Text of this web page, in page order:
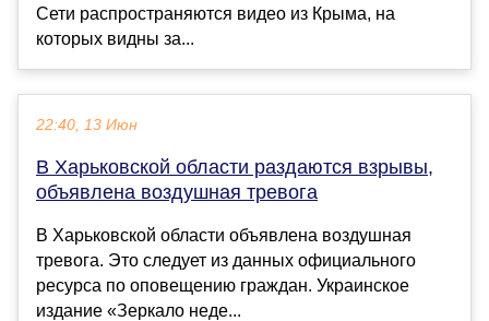
Сети распространяются видео из Крыма, на
которых видны за...
22:40, 13 Июн
В Харьковской области раздаются взрывы,
объявлена воздушная тревога
В Харьковской области объявлена воздушная
тревога. Это следует из данных официального
ресурса по оповещению граждан. Украинское
издание «Зеркало неде...